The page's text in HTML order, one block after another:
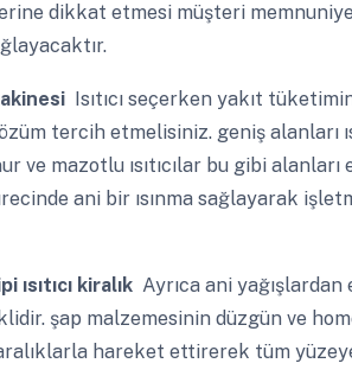
dikkat etmesi müşteri
Isıtıcı seçerken yakıt
tercih etmelisiniz. geniş alanları
mazotlu ısıtıcılar bu gibi alanları
ani bir ısınma sağlayarak
ısıtıcı kiralıkAyrıca ani yağışlardan
şap malzemesinin düzgün ve
aralıklarla hareket ettirerek tüm